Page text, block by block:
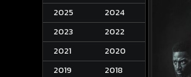
2025
2024
2023
2022
2021
2020
2019
2018